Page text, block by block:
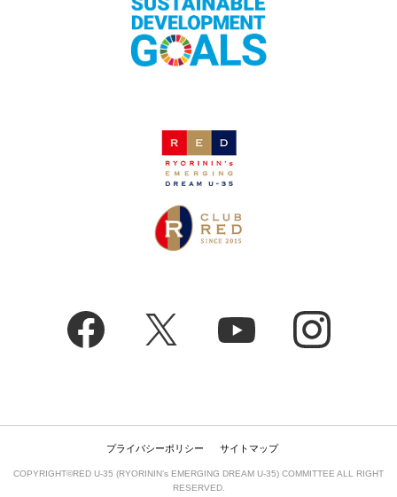
プライバシーポリシー サイトマップ
COPYRIGHT©RED U-35 (RYORININ’s EMERGING DREAM U-35) COMMITTEE ALL RIGHT
RESERVED.